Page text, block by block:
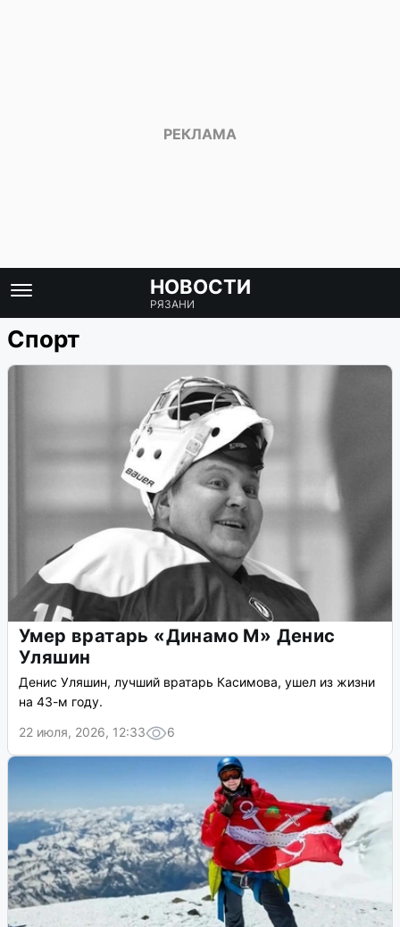
НОВОСТИ
РЯЗАНИ
Спорт
Умер вратарь «Динамо М» Денис
Уляшин
Денис Уляшин, лучший вратарь Касимова, ушел из жизни
на 43-м году.
22 июля, 2026, 12:33
6